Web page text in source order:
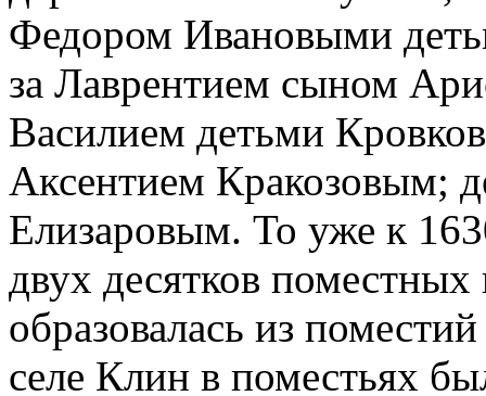
Федором Ивановыми
за Лаврентием сыном
Василием детьми
Аксентием Кракозовым;
Елизаровым. То уже к
двух десятков
образовалась из
селе Клин в поместьях